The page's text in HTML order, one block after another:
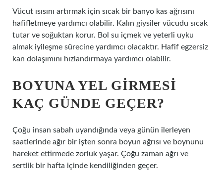
Vücut ısısını artırmak için sıcak bir banyo kas ağrısını
hafifletmeye yardımcı olabilir. Kalın giysiler vücudu sıcak
tutar ve soğuktan korur. Bol su içmek ve yeterli uyku
almak iyileşme sürecine yardımcı olacaktır. Hafif egzersiz
kan dolaşımını hızlandırmaya yardımcı olabilir.
BOYUNA YEL GIRMESI
KAÇ GÜNDE GEÇER?
Çoğu insan sabah uyandığında veya günün ilerleyen
saatlerinde ağır bir işten sonra boyun ağrısı ve boynunu
hareket ettirmede zorluk yaşar. Çoğu zaman ağrı ve
sertlik bir hafta içinde kendiliğinden geçer.